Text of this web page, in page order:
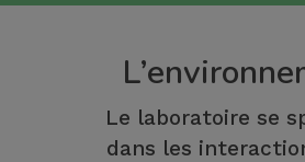
Le laboratoire se
dans les